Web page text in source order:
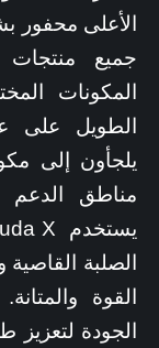
الأعلى محفور
المكونات
الطويل على
يلجأون إلى
مناطق الدعم
الصلبة
الجودة